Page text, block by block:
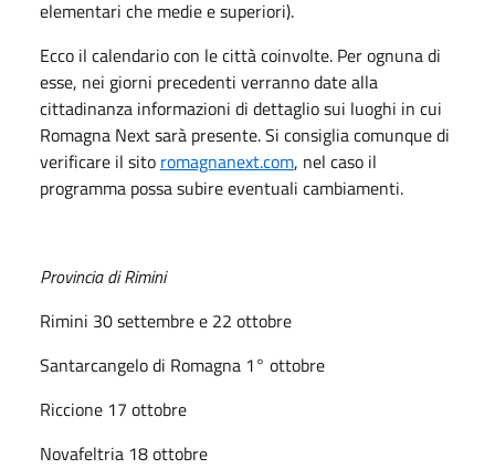
elementari che medie e superiori).
Ecco il calendario con le città coinvolte. Per ognuna di
esse, nei giorni precedenti verranno date alla
cittadinanza informazioni di dettaglio sui luoghi in cui
Romagna Next sarà presente. Si consiglia comunque di
verificare il sito romagnanext.com, nel caso il
programma possa subire eventuali cambiamenti.
Provincia di Rimini
Rimini 30 settembre e 22 ottobre
Santarcangelo di Romagna 1° ottobre
Riccione 17 ottobre
Novafeltria 18 ottobre